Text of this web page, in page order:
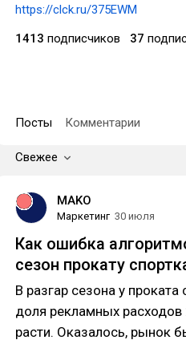
https://clck.ru/375EWM
1413 подписчиков 37
Посты Комментарии
Свежее
MAKO
Маркетинг 30 июля
Как ошибка
сезон прокату
В разгар сезона у
доля рекламных
расти. Оказалось, рынок